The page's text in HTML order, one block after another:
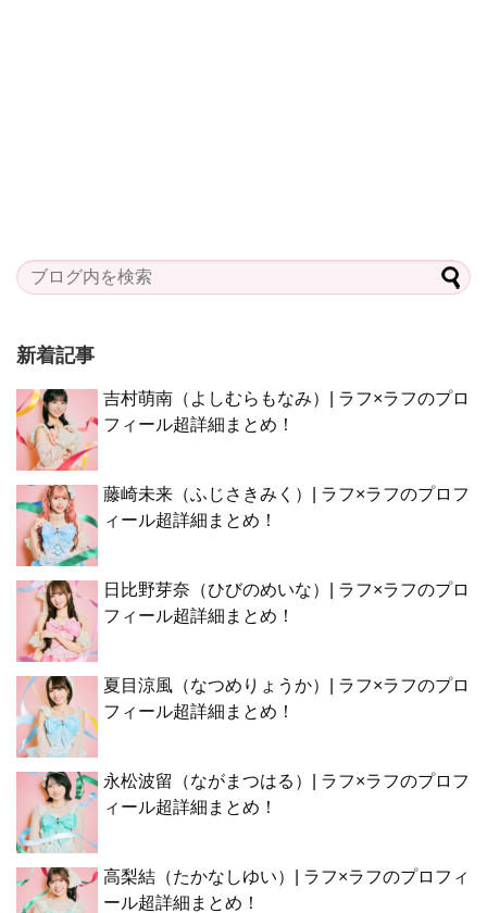
新着記事
吉村萌南（よしむらもなみ）| ラフ×ラフのプロ
フィール超詳細まとめ！
藤崎未来（ふじさきみく）| ラフ×ラフのプロフ
ィール超詳細まとめ！
日比野芽奈（ひびのめいな）| ラフ×ラフのプロ
フィール超詳細まとめ！
夏目涼風（なつめりょうか）| ラフ×ラフのプロ
フィール超詳細まとめ！
永松波留（ながまつはる）| ラフ×ラフのプロフ
ィール超詳細まとめ！
高梨結（たかなしゆい）| ラフ×ラフのプロフィ
ール超詳細まとめ！